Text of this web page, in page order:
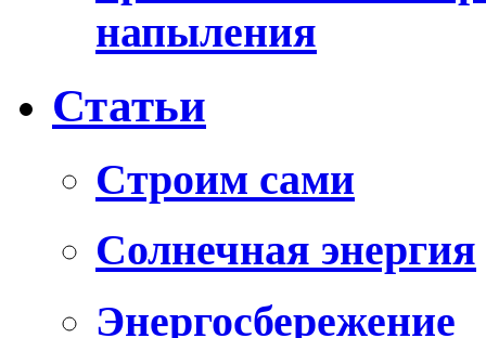
напыления
Статьи
Cтроим сами
Солнечная энергия
Энергосбережение